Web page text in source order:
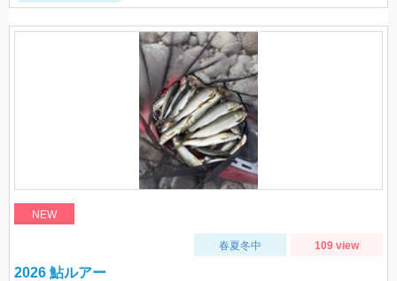
NEW
春夏冬中 109 view
2026 鮎ルアー